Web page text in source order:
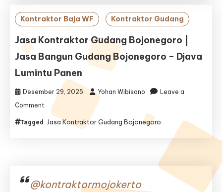
|
Jasa
Gudang
Bondowoso
Djava
Lumintu
Panen
Kontraktor Baja WF Kontraktor Gudang
Jasa Kontraktor Gudang Bojonegoro |
Jasa Bangun Gudang Bojonegoro – Djava
Lumintu Panen
Desember 29, 2025 Yohan Wibisono
Leave a
Comment
Jasa
Kontraktor
Gudang
Tagged Jasa Kontraktor Gudang Bojonegoro
@kontraktormojokerto